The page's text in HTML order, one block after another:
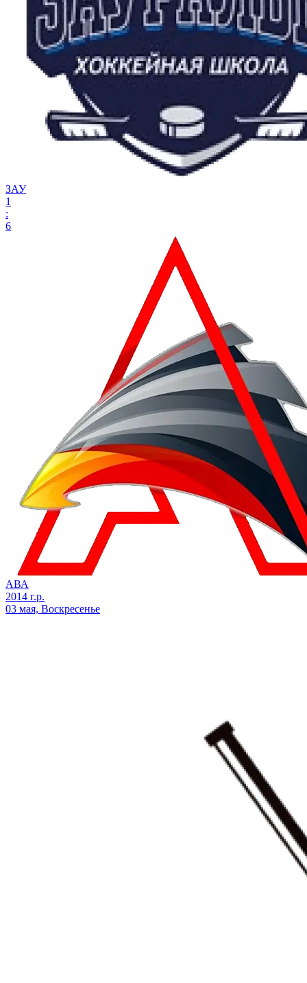
ЗАУ
1
:
6
АВА
2014 г.р.
03 мая, Воскресенье